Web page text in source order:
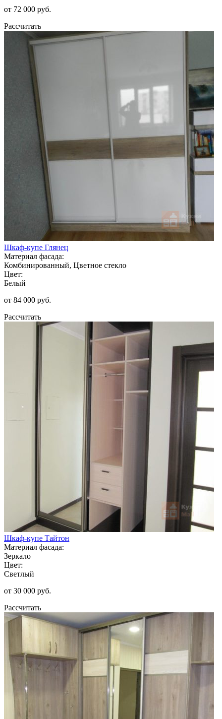
от 72 000 руб.
Рассчитать
Шкаф-купе Глянец
Материал фасада:
Комбинированный, Цветное стекло
Цвет:
Белый
от 84 000 руб.
Рассчитать
Шкаф-купе Тайтон
Материал фасада:
Зеркало
Цвет:
Светлый
от 30 000 руб.
Рассчитать